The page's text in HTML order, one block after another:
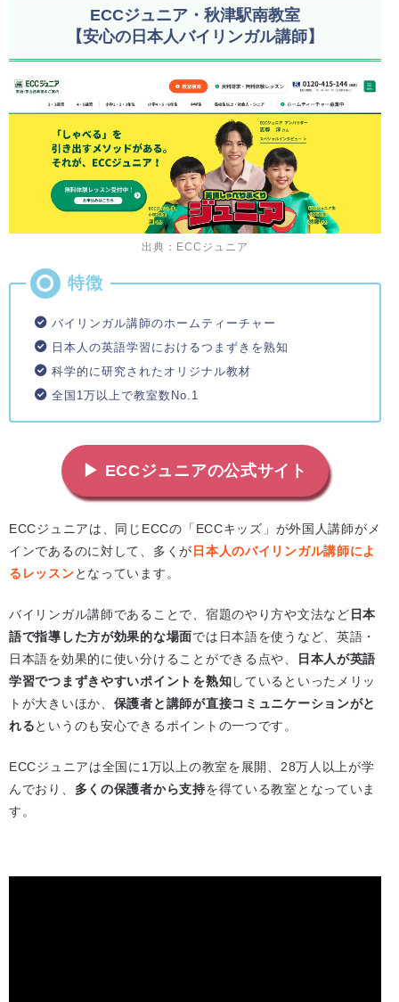
ECCジュニア・秋津駅南教室
【安心の日本人バイリンガル講師】
出典：ECCジュニア
バイリンガル講師のホームティーチャー
日本人の英語学習におけるつまずきを熟知
科学的に研究されたオリジナル教材
全国1万以上で教室数No.1
▶ ECCジュニアの公式サイト
ECCジュニアは、同じECCの「ECCキッズ」が外国人講師がメ
インであるのに対して、多くが 日本人のバイリンガル講師によ
るレッスンとなっています。
バイリンガル講師であることで、宿題のやり方や文法など 日本
語で指導した方が効果的な場面では日本語を使うなど、英語・
日本語を効果的に使い分けることができる点や、
日本人が英語
学習でつまずきやすいポイントを熟知しているといったメリッ
トが大きいほか、 保護者と講師が直接コミュニケーションがと
れるというのも安心できるポイントの一つです。
ECCジュニアは全国に1万以上の教室を展開、28万人以上が学
んでおり、 多くの保護者から支持を得ている教室となっていま
す。